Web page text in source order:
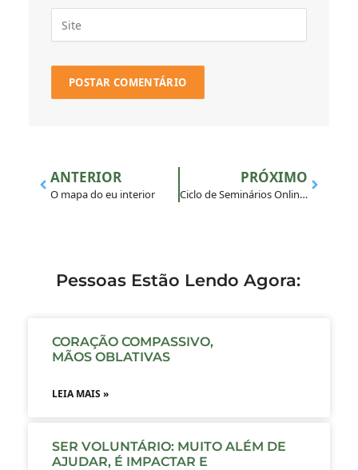
ANTERIOR
O mapa do eu interior
PRÓXIMO
Ciclo de Seminários Online aborda racismo e antirracismo no Brasil
Pessoas Estão Lendo Agora:
CORAÇÃO COMPASSIVO,
MÃOS OBLATIVAS
LEIA MAIS »
SER VOLUNTÁRIO: MUITO ALÉM DE
AJUDAR, É IMPACTAR E